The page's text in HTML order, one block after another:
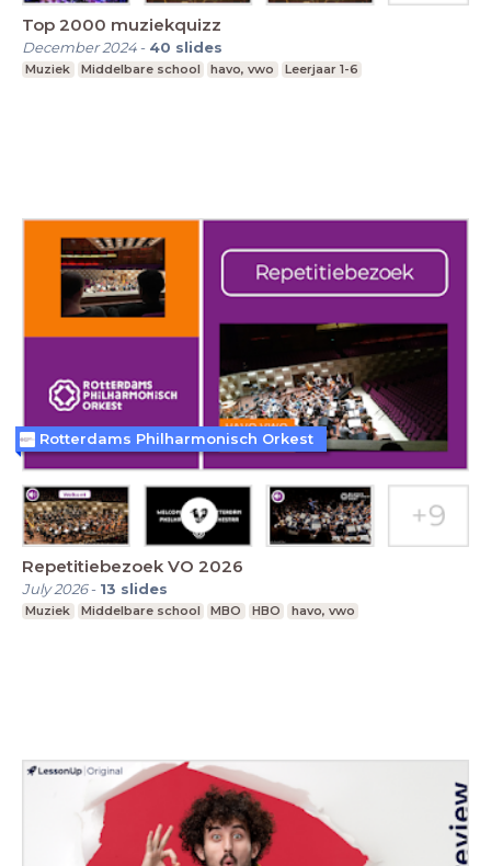
Top 2000 muziekquizz
December 2024- 40 slides
Muziek Middelbare school havo, vwo Leerjaar 1-6
Repetitiebezoek VO 2026
July 2026- 13 slides
Muziek Middelbare school MBO HBO havo, vwo
Rotterdams Philharmonisch Orkest